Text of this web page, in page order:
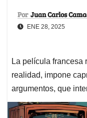
Por Juan Carlos
ENE 28, 2025
La película francesa
realidad, impone
argumentos, que